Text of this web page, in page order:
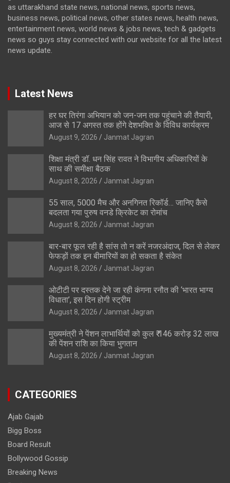
as uttarakhand state news, national news, sports news,
business news, political news, other states news, health news,
entertainment news, world news & jobs news, tech & gadgets
news so guys stay connected with our website for all the latest
news update.
Latest News
हर घर तिरंगा अभियान को जन-जन तक पहुंचाने की तैयारी,
आज से 17 अगस्त तक होंगे देशभक्ति के विविध कार्यक्रम
August 9, 2026 Janmat Jagran
शिक्षा मंत्री डॉ. धन सिंह रावत ने विभागीय अधिकारियों के
साथ की समीक्षा बैठक
August 8, 2026 Janmat Jagran
55 साल, 5000 मैच और अनगिनत रिकॉर्ड… जानिए कैसे
बदलता गया पुरुष वनडे क्रिकेट का रोमांच
August 8, 2026 Janmat Jagran
बार-बार फूल रही है सांस तो न करें नजरअंदाज, दिल से लेकर
फेफड़ों तक इन बीमारियों का हो सकता है संकेत
August 8, 2026 Janmat Jagran
ओटीटी पर दस्तक देने जा रही कंगना रनौत की ‘भारत भाग्य
विधाता’, इस दिन होगी स्ट्रीम
August 8, 2026 Janmat Jagran
मुख्यमंत्री ने पेंशन लाभार्थियों को कुल ₹ 146 करोड़ 32 लाख
की पेंशन राशि का किया भुगतान
August 8, 2026 Janmat Jagran
CATEGORIES
Ajab Gajab
Bigg Boss
Board Result
Bollywood Gossip
Breaking News